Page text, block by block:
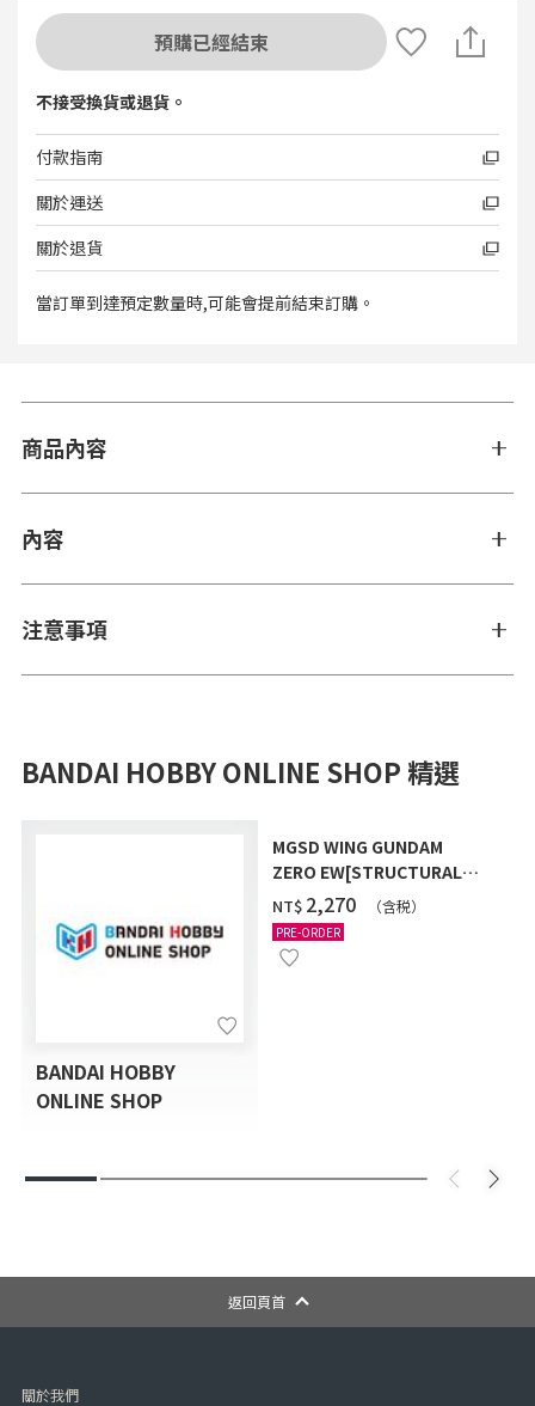
預購已經結束
不接受換貨或退貨。
付款指南
關於運送
關於退貨
當訂單到達預定數量時,可能會提前結束訂購。
商品內容
內容
注意事項
BANDAI HOBBY ONLINE SHOP 精選
BANDAI HOBBY
ONLINE SHOP
MGSD WING GUNDAM
ZERO EW[STRUCTURAL
COATING/BLACK] [2026年
12月發送]
NT$ ‌2,270 （含税）
PRE-ORDER
返回頁首
關於我們